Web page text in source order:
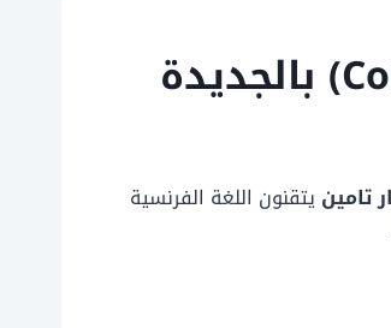
يتقنون اللغة الفرنسية